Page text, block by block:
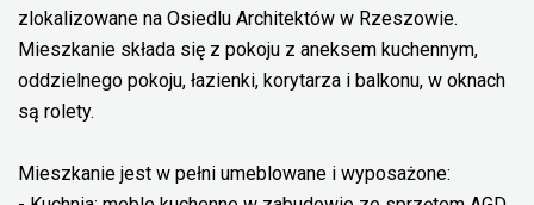
zlokalizowane na Osiedlu Architektów w Rzeszowie.
Mieszkanie składa się z pokoju z aneksem kuchennym,
oddzielnego pokoju, łazienki, korytarza i balkonu, w oknach
są rolety.
Mieszkanie jest w pełni umeblowane i wyposażone: